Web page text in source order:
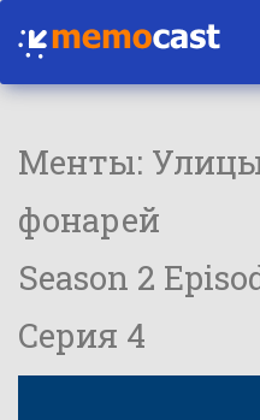
Менты:
фонарей
Season 2
Серия 4